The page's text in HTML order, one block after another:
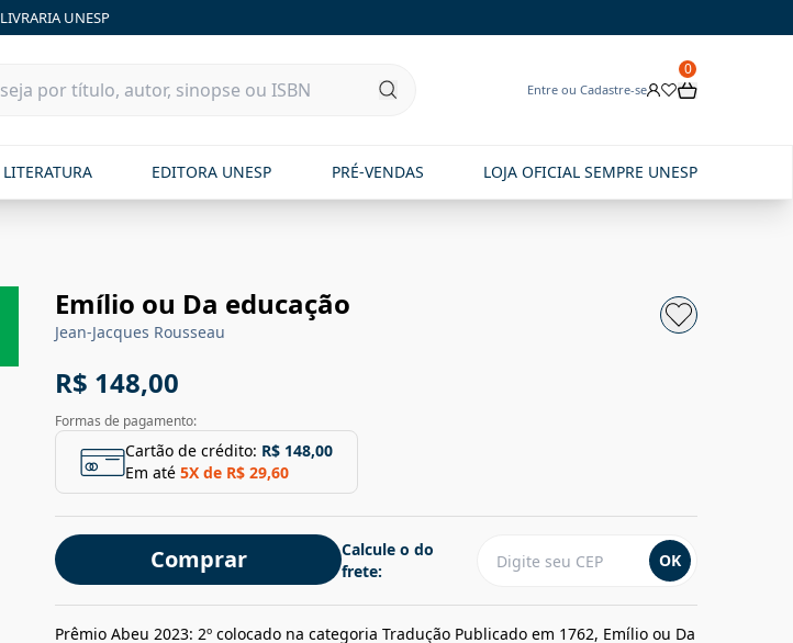
LIVRARIA UNESP
Entre ou Cadastre-se
0
LITERATURA EDITORA UNESP PRÉ-VENDAS LOJA OFICIAL SEMPRE UNESP
Emílio ou Da educação
Jean-Jacques Rousseau
R$ 148,00
Formas de pagamento:
Cartão de crédito: R$ 148,00
Em até 5X de R$ 29,60
Comprar
Calcule o do
frete:
OK
Prêmio Abeu 2023: 2º colocado na categoria Tradução Publicado em 1762, Emílio ou Da